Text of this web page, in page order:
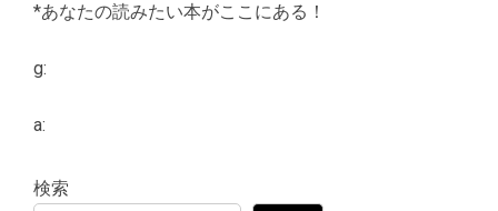
*あなたの読みたい本がここにある！
g:
a:
検索